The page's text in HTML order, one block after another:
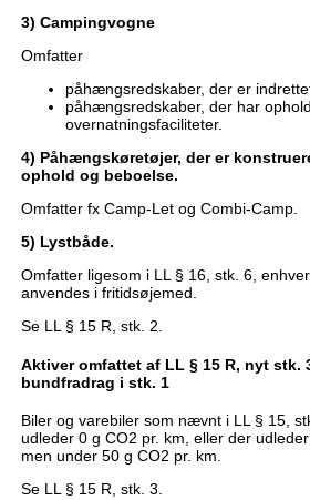
3) Campingvogne
Omfatter
påhængsredskaber, der er
påhængsredskaber, der har
overnatningsfaciliteter.
4) Påhængskøretøjer, der er
ophold og beboelse.
Omfatter fx Camp-Let og Combi-Camp.
5) Lystbåde.
Omfatter ligesom i LL § 16, stk. 6,
anvendes i fritidsøjemed.
Se LL § 15 R, stk. 2.
Aktiver omfattet af LL § 15 R, nyt stk.
bundfradrag i stk. 1
Biler og varebiler som nævnt i LL § 15,
udleder 0 g CO2 pr. km, eller der
men under 50 g CO2 pr. km.
Se LL § 15 R, stk. 3.